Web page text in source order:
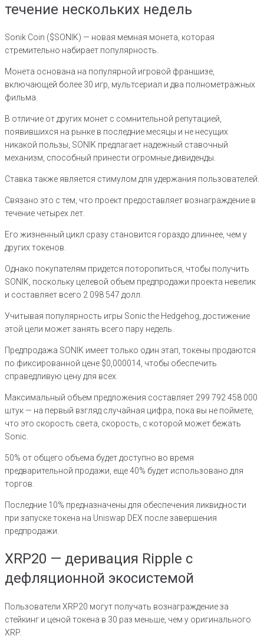
течение нескольких недель
Sonik Coin ($SONIK) — новая мемная монета, которая
стремительно набирает популярность.
Монета основана на популярной игровой франшизе,
включающей более 30 игр, мультсериал и два полнометражных
фильма.
В отличие от других монет с сомнительной репутацией,
появившихся на рынке в последние месяцы и не несущих
никакой пользы, SONIK предлагает надежный ставочный
механизм, способный принести огромные дивиденды.
Ставка также является стимулом для удержания пользователей.
Связано это с тем, что проект предоставляет вознаграждение в
течение четырех лет.
Его жизненный цикл сразу становится гораздо длиннее, чем у
других токенов.
Однако покупателям придется поторопиться, чтобы получить
SONIK, поскольку целевой объем предпродажи проекта невелик
и составляет всего 2 098 547 долл.
Учитывая популярность игры Sonic the Hedgehog, достижение
этой цели может занять всего пару недель.
Предпродажа SONIK имеет только один этап, токены продаются
по фиксированной цене $0,000014, чтобы обеспечить
справедливую цену для всех.
Максимальный объем предложения составляет 299 792 458 000
штук — на первый взгляд случайная цифра, пока вы не поймете,
что это скорость света, скорость, с которой может бежать
Sonic.
50% от общего объема будет доступно во время
предварительной продажи, еще 40% будет использовано для
торгов.
Последние 10% предназначены для обеспечения ликвидности
при запуске токена на Uniswap DEX после завершения
предпродажи.
XRP20 — деривация Ripple с
дефляционной экосистемой
Пользователи XRP20 могут получать вознаграждение за
стейкинг и ценой токена в 30 раз меньше, чем у оригинального
XRP.